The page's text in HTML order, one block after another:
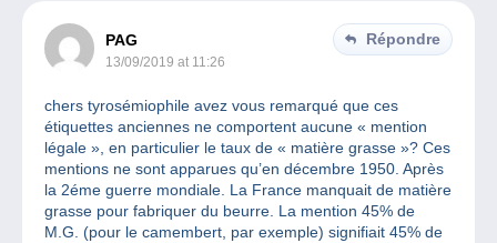
PAG
13/09/2019 at 11:26
Répondre
chers tyrosémiophile avez vous remarqué que ces
étiquettes anciennes ne comportent aucune « mention
légale », en particulier le taux de « matière grasse »? Ces
mentions ne sont apparues qu’en décembre 1950. Après
la 2éme guerre mondiale. La France manquait de matière
grasse pour fabriquer du beurre. La mention 45% de
M.G. (pour le camembert, par exemple) signifiait 45% de